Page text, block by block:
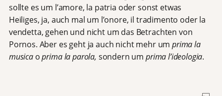
sollte es um l’amore, la patria oder sonst etwas
Heiliges, ja, auch mal um l’onore, il tradimento oder la
vendetta, gehen und nicht um das Betrachten von
Pornos. Aber es geht ja auch nicht mehr umprima la
musicaoprima la parola, sondern umprima l’ideologia.